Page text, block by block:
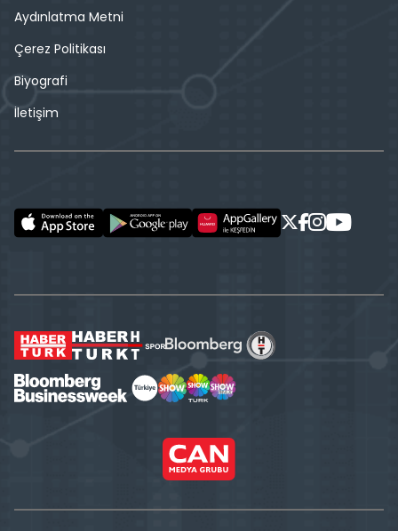
Aydınlatma Metni
Çerez Politikası
Biyografi
İletişim